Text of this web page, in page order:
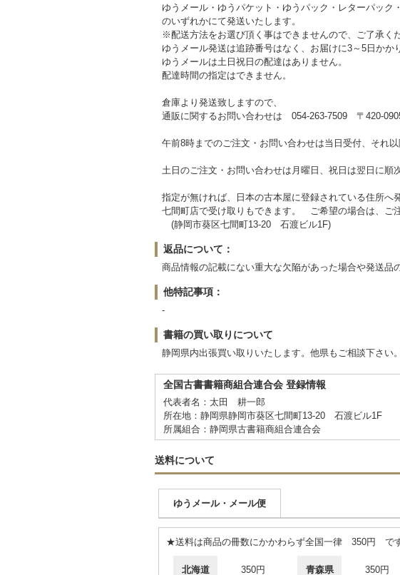
ゆうメール・ゆうパケット・ゆうパック・レターパック
のいずれかにて発送いたします。
※配送方法をお選び頂く事はできませんので、ご了承くだ
ゆうメール発送は追跡番号はなく、お届けに3～5日かか
ゆうメールは土日祝日の配達はありません。
配達時間の指定はできません。
倉庫より発送致しますので、
通販に関するお問い合わせは 054-263-7509 〒420-
午前8時までのご注文・お問い合わせは当日受付、それ
土日のご注文・お問い合わせは月曜日、祝日は翌日に順
指定が無ければ、日本の古本屋に登録されている住所へ
七間町店で受け取りもできます。 ご希望の場合は、ご
(静岡市葵区七間町13-20 石渡ビル1F)
返品について：
商品情報の記載にない重大な欠陥があった場合や発送品
他特記事項：
-
書籍の買い取りについて
静岡県内出張買い取りいたします。他県もご相談下さい
全国古書書籍商組合連合会 登録情報
代表者名：太田 耕一郎
所在地：静岡県静岡市葵区七間町13-20 石渡ビル1F
所属組合：静岡県古書籍商組合連合会
送料について
ゆうメール・メール便
★送料は商品の冊数にかかわらず全国一律 350円 で
北海道 350円 青森県 350円